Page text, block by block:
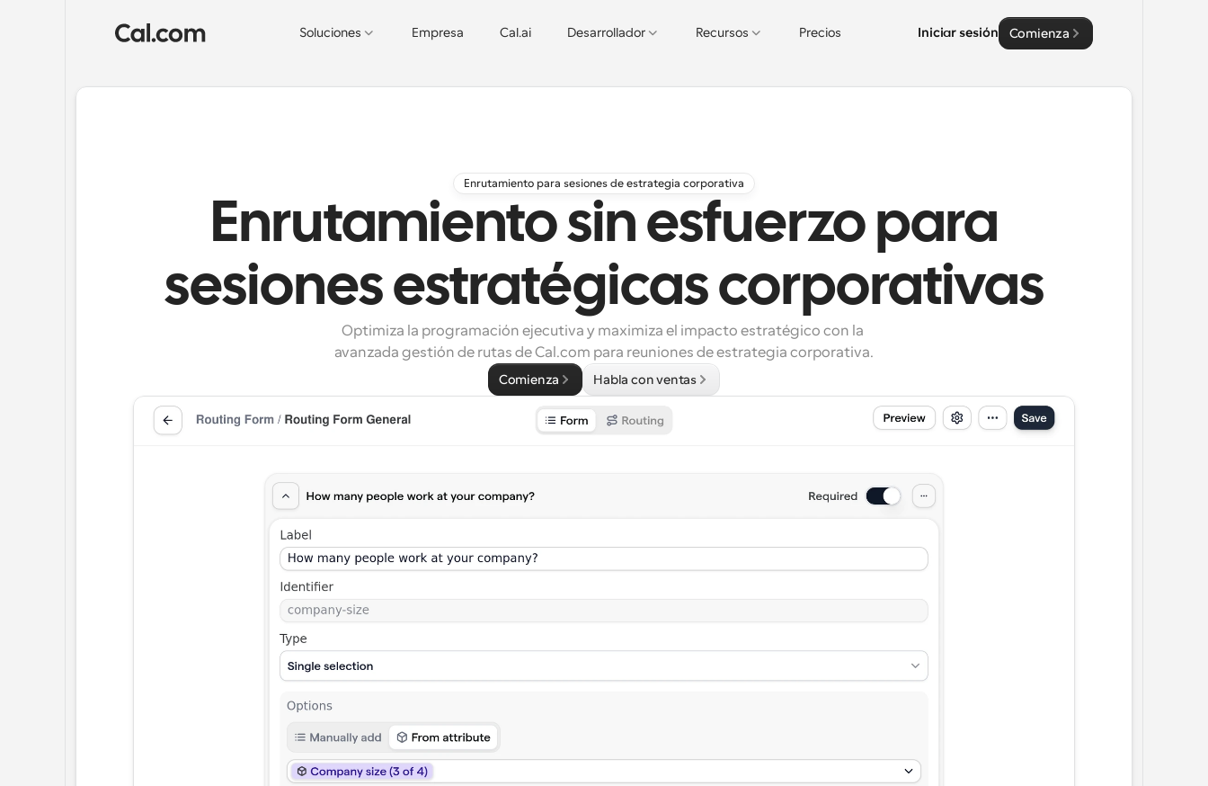
Soluciones Empresa Cal.ai Desarrollador Recursos Precios Iniciar sesión Comienza
Enrutamiento para sesiones de estrategia corporativa
Enrutamiento sin esfuerzo para
sesiones estratégicas corporativas
Optimiza la programación ejecutiva y maximiza el impacto estratégico con la
avanzada gestión de rutas de Cal.com para reuniones de estrategia corporativa.
Comienza Habla con ventas